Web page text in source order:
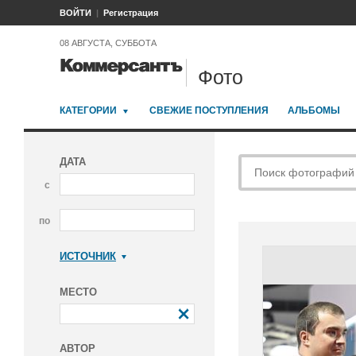
ВОЙТИ Регистрация
08 АВГУСТА, СУББОТА
Фото
КАТЕГОРИИ СВЕЖИЕ ПОСТУПЛЕНИЯ АЛЬБОМЫ
ДАТА
с
по
ИСТОЧНИК
МЕСТО
АВТОР